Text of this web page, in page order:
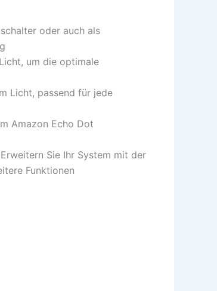
oder auch als
um die optimale
Licht, passend für jede
Amazon Echo Dot
Sie Ihr System mit der
Funktionen